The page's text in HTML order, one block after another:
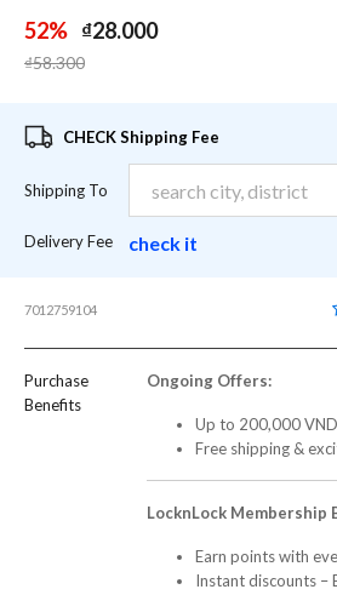
52% ₫28.000
Price reduced from
₫58.300to
CHECK Shipping Fee
Shipping To
Delivery Fee check it
7012759104
Purchase
Benefits
Ongoing Offers:
Up to 200,000
Free shipping &
LocknLock Membership
Earn points with
Instant discounts –